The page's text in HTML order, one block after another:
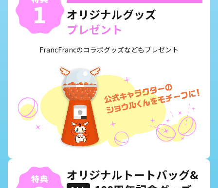
オリジナルグッズ
プレゼント
FrancFrancのコラボグッズなどもプレゼント
オリジナルトートバッグ&